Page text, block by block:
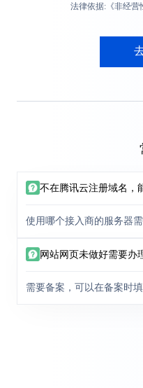
法律依据:《非经营
不在腾讯云注册域名，
使用哪个接入商的服务器
网站网页未做好需要办
需要备案，可以在备案时